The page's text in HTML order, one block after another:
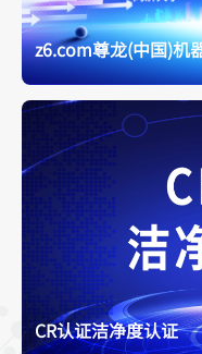
CR认证洁净度认证